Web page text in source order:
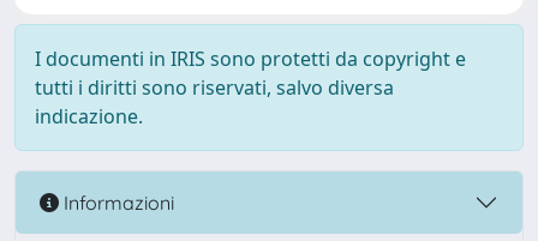
I documenti in IRIS sono protetti da copyright e
tutti i diritti sono riservati, salvo diversa
indicazione.
Informazioni